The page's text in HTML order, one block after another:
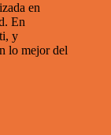
en
En
y
lo mejor del